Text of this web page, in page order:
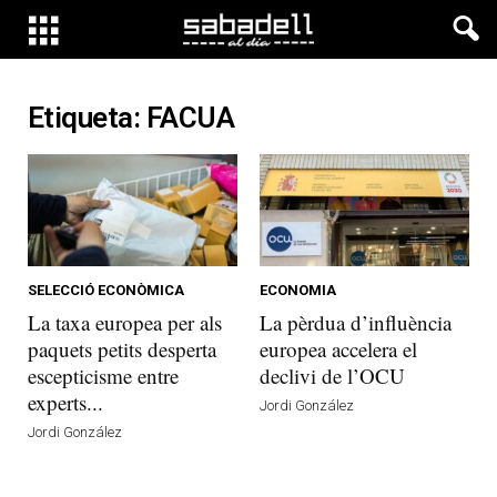
Etiqueta: FACUA
SELECCIÓ ECONÒMICA
La taxa europea per als
paquets petits desperta
escepticisme entre
experts...
Jordi González
ECONOMIA
La pèrdua d’influència
europea accelera el
declivi de l’OCU
Jordi González